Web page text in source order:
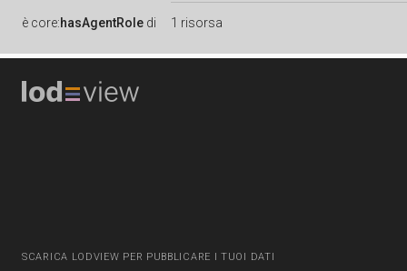
è core:hasAgentRole di 1 risorsa
SCARICA LODVIEW PER PUBBLICARE I TUOI DATI